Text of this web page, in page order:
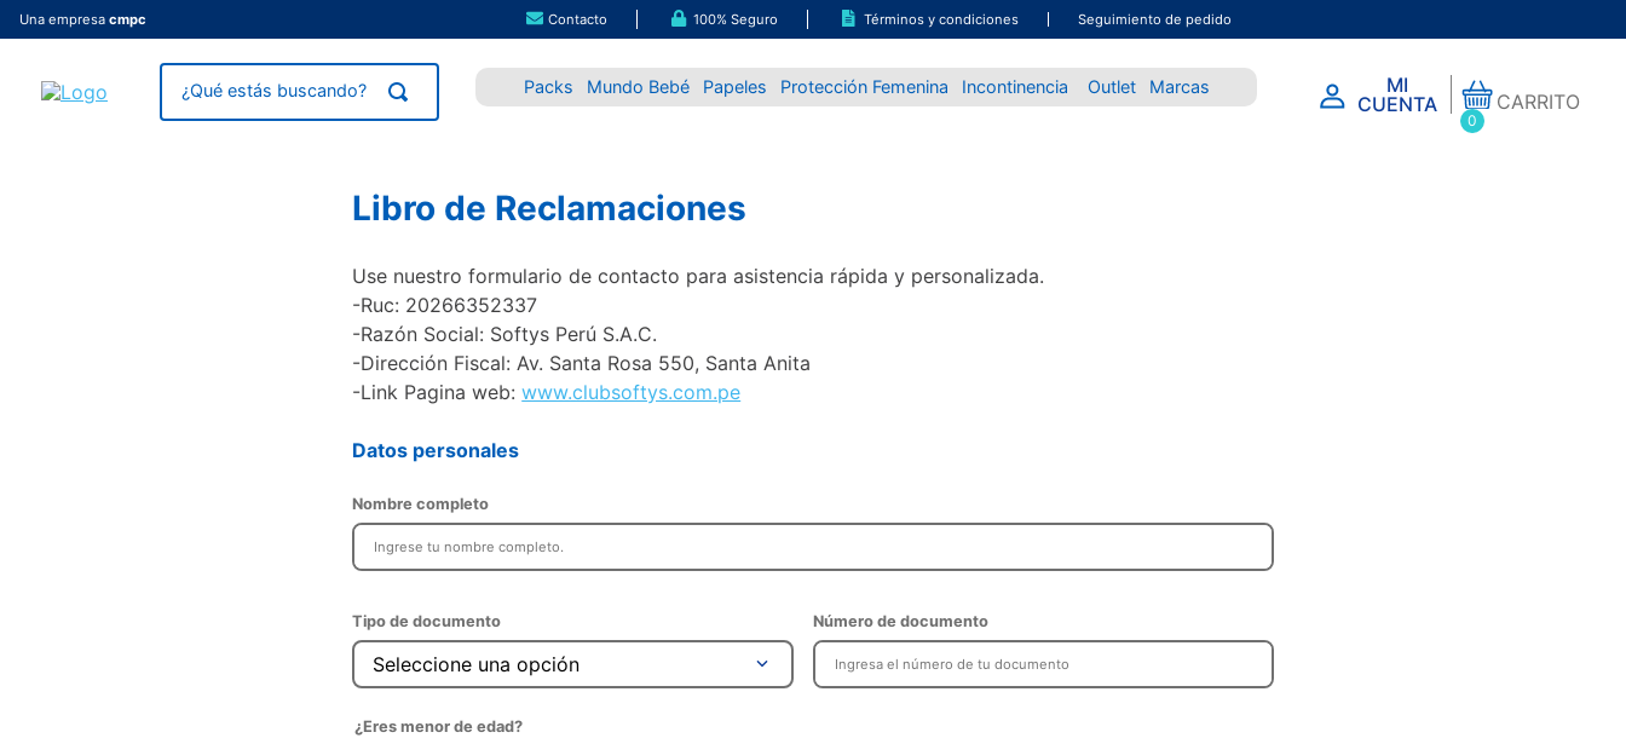
Una empresa cmpc Contacto 100% Seguro Términos y condiciones Seguimiento de pedido
Packs Mundo Bebé Papeles Protección Femenina Incontinencia Outlet Marcas
MI
CUENTA
0
CARRITO
Libro de Reclamaciones
Use nuestro formulario de contacto para asistencia rápida y personalizada.
-Ruc: 20266352337
-Razón Social: Softys Perú S.A.C.
-Dirección Fiscal: Av. Santa Rosa 550, Santa Anita
-Link Pagina web:www.clubsoftys.com.pe
Datos personales
Nombre completo
Tipo de documento
Seleccione una opción
Número de documento
¿Eres menor de edad?